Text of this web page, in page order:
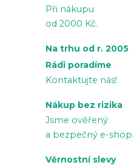
Při nákupu
od 2000 Kč.
Na trhu od r. 2005
Rádi poradíme
Kontaktujte nás!
Nákup bez rizika
Jsme ověřený
a bezpečný e-shop.
Věrnostní slevy